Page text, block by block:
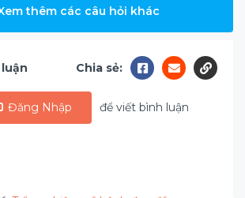
thêm các câu hỏi khác
Chia sẻ:
Đăng Nhập để viết bình luận